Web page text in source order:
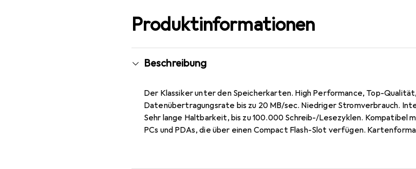
Produktinformationen
Beschreibung
Der Klassiker unter den Speicherkarten. High Performance, Top-
Datenübertragungsrate bis zu 20 MB/sec. Niedriger Stromverbrauch.
Sehr lange Haltbarkeit, bis zu 100.000 Schreib-/Lesezyklen. Kompatibel
PCs und PDAs, die über einen Compact Flash-Slot verfügen.